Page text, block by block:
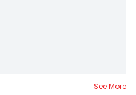
See More